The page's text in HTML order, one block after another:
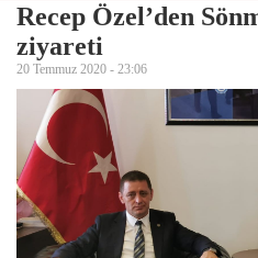
Recep Özel’den
ziyareti
20 Temmuz 2020 - 23:06